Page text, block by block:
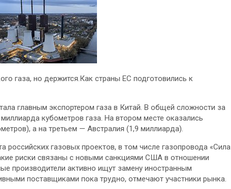
газа, но держится.Как страны ЕС подготовились к
главным экспортером газа в Китай. В общей сложности за
кубометров газа. На втором месте оказались
а на третьем — Австралия (1,9 миллиарда).
российских газовых проектов, в том числе газопровода «Сила
риски связаны с новыми санкциями США в отношении
производители активно ищут замену иностранным
поставщиками пока трудно, отмечают участники рынка.